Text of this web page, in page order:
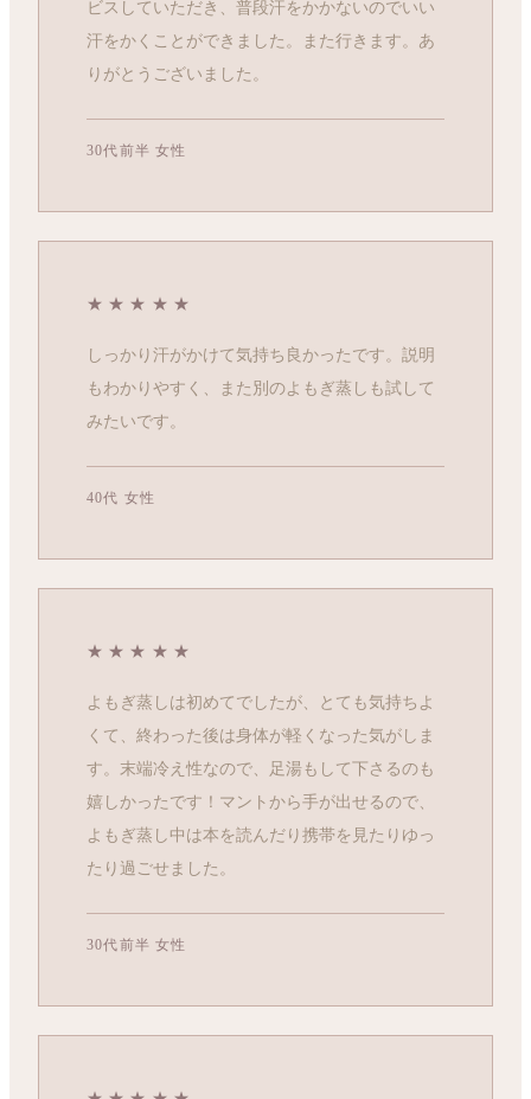
ビスしていただき、普段汗をかかないのでいい
汗をかくことができました。また行きます。あ
りがとうございました。
30代前半 女性
★★★★★
しっかり汗がかけて気持ち良かったです。説明
もわかりやすく、また別のよもぎ蒸しも試して
みたいです。
40代 女性
★★★★★
よもぎ蒸しは初めてでしたが、とても気持ちよ
くて、終わった後は身体が軽くなった気がしま
す。末端冷え性なので、足湯もして下さるのも
嬉しかったです！マントから手が出せるので、
よもぎ蒸し中は本を読んだり携帯を見たりゆっ
たり過ごせました。
30代前半 女性